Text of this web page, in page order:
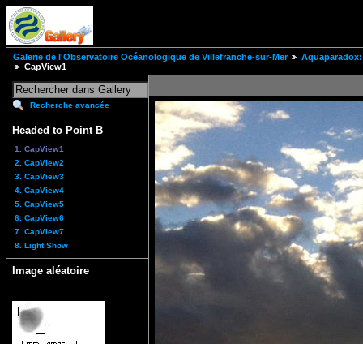
Galerie de l'Observatoire Océanologique de Villefranche-sur-Mer
CapView1
Recherche avancée
Headed to Point B
1. CapView1
2. CapView2
3. CapView3
4. CapView4
5. CapView5
6. CapView6
7. CapView7
8. Light Show
Image aléatoire